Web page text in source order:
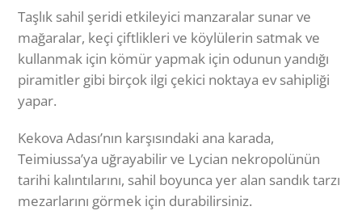
Taşlık sahil şeridi etkileyici manzaralar sunar ve
mağaralar, keçi çiftlikleri ve köylülerin satmak ve
kullanmak için kömür yapmak için odunun yandığı
piramitler gibi birçok ilgi çekici noktaya ev sahipliği
yapar.
Kekova Adası’nın karşısındaki ana karada,
Teimiussa’ya uğrayabilir ve Lycian nekropolünün
tarihi kalıntılarını, sahil boyunca yer alan sandık tarzı
mezarlarını görmek için durabilirsiniz.